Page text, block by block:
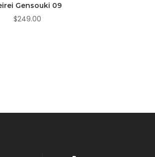
Gensouki 09
$249.00